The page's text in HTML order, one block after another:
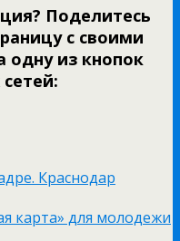
Поделитесь
с своими
одну из кнопок
Краснодар
карта» для молодежи